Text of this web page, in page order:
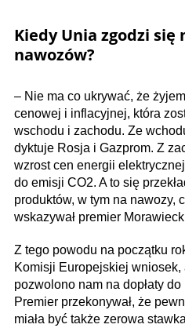
Kiedy Unia zgodzi się
nawozów?
– Nie ma co ukrywać, że
cenowej i inflacyjnej, która
wschodu i zachodu. Ze
dyktuje Rosja i Gazprom. Z
wzrost cen energii
do emisji CO2. A to się
produktów, w tym na nawozy,
wskazywał premier
Z tego powodu na początku
Komisji Europejskiej
pozwolono nam na dopłaty
Premier przekonywał, że
miała być także zerowa